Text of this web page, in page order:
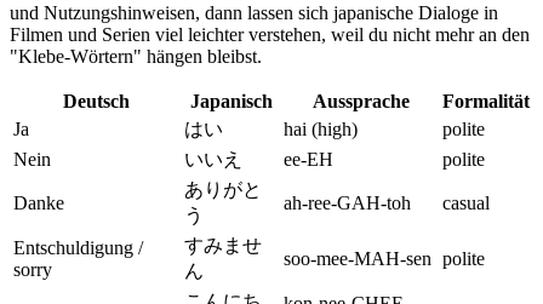
und Nutzungshinweisen, dann lassen sich japanische Dialoge in
Filmen und Serien viel leichter verstehen, weil du nicht mehr an den
"Klebe-Wörtern" hängen bleibst.
Deutsch Japanisch Aussprache
Formalität
Ja
はい hai (high)
polite
Nein
いいえ ee-EH polite
Danke
ありがと
う
ah-ree-GAH-toh casual
Entschuldigung /
sorry
すみませ
ん
soo-mee-MAH-sen polite